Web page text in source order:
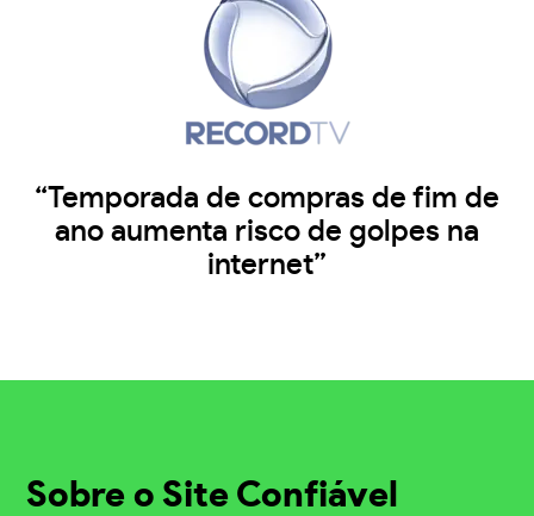
“Temporada de compras de fim de
ano aumenta risco de golpes na
internet”
Sobre o Site Confiável